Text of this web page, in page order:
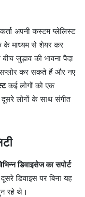
अपनी कस्टम प्लेलिस्ट
के माध्यम से शेयर कर
जुड़ाव की भावना पैदा
कर सकते हैं और नए
कई लोगों को एक
लोगों के साथ संगीत
डिवाइसेज का सपोर्ट
डिवाइस पर बिना यह
रहे थे।